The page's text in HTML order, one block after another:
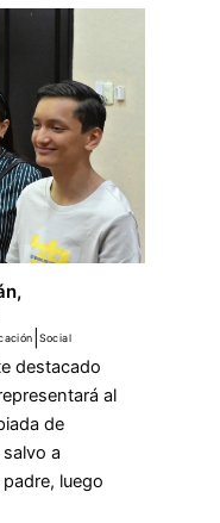
Social
destacado
al
de
a
luego